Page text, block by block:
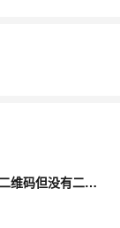
视觉智能开放平台二维码识别返回值中提示包含二维码但没有二维码对应的地址